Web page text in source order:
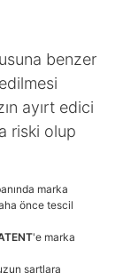
benzer
ayırt edici
riski olup
marka
önce tescil
'e marka
şartlara